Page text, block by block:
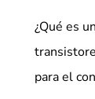
¿Qué es
para el